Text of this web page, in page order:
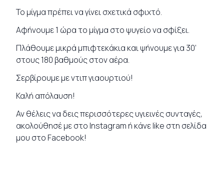
Το μίγμα πρέπει να γίνει σχετικά σφιχτό.
Αφήνουμε 1 ώρα το μίγμα στο ψυγείο να σφίξει.
Πλάθουμε μικρά μπιφτεκάκια και ψήνουμε για 30’
στους 180 βαθμούς στον αέρα.
Σερβίρουμε με ντιπ γιαουρτιού!
Καλή απόλαυση!
Αν θέλεις να δεις περισσότερες υγιεινέςσυνταγές,
ακολούθησέ με στο Instagram ή κάνε like στη σελίδα
μου στο Facebook!